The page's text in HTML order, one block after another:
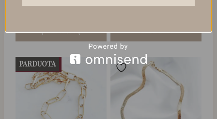
85,00€
Į KREPŠELĮ DAUGIAU
NUOLAIDA
PARDUOTA